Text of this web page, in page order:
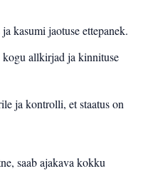
kasumi jaotuse ettepanek.
kogu allkirjad ja kinnituse
ja kontrolli, et staatus on
saab ajakava kokku